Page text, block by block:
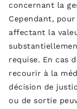
concernant la
Cependant,
affectant la
requise. En cas
recourir à la
décision de
ou de sortie